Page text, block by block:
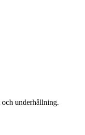
underhållning.